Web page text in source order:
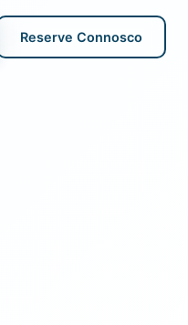
Reserve Connosco